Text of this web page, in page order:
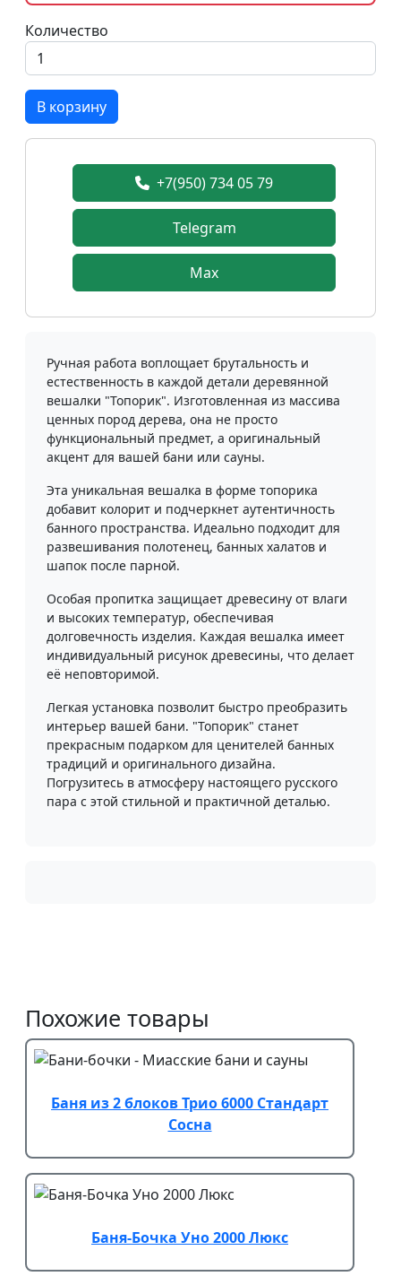
Количество
В корзину
+7(950) 734 05 79
Telegram
Max
Ручная работа воплощает брутальность и
естественность в каждой детали деревянной
вешалки "Топорик". Изготовленная из массива
ценных пород дерева, она не просто
функциональный предмет, а оригинальный
акцент для вашей бани или сауны.
Эта уникальная вешалка в форме топорика
добавит колорит и подчеркнет аутентичность
банного пространства. Идеально подходит для
развешивания полотенец, банных халатов и
шапок после парной.
Особая пропитка защищает древесину от влаги
и высоких температур, обеспечивая
долговечность изделия. Каждая вешалка имеет
индивидуальный рисунок древесины, что делает
её неповторимой.
Легкая установка позволит быстро преобразить
интерьер вашей бани. "Топорик" станет
прекрасным подарком для ценителей банных
традиций и оригинального дизайна.
Погрузитесь в атмосферу настоящего русского
пара с этой стильной и практичной деталью.
Похожие товары
Баня из 2 блоков Трио 6000 Стандарт
Сосна
Баня-Бочка Уно 2000 Люкс